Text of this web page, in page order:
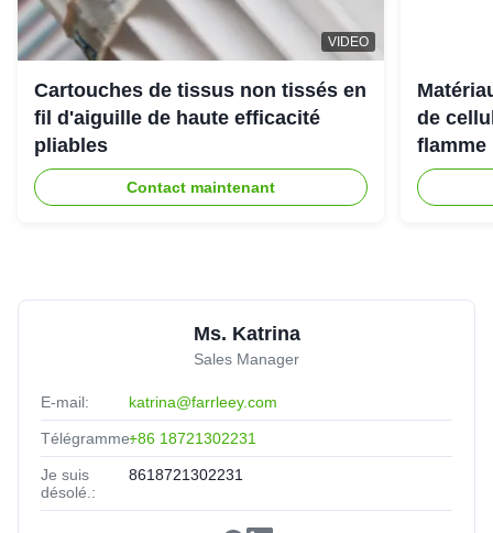
Friendly experts who deliver real solutions.
A
Amanda Wilson
United States May 30.2025
★★★★★
★★★★★
Solved our dust challenge with a tailored solution.
VIDEO
Cartouches de tissus non tissés en
fil d'aiguille de haute efficacité
pliables
Contact maintenant
de
flamme
Ms. Katrina
Sales Manager
E-mail: katrina@farrleey.com
Télégramme:+86 18721302231
Je suis
désolé.:
8618721302231